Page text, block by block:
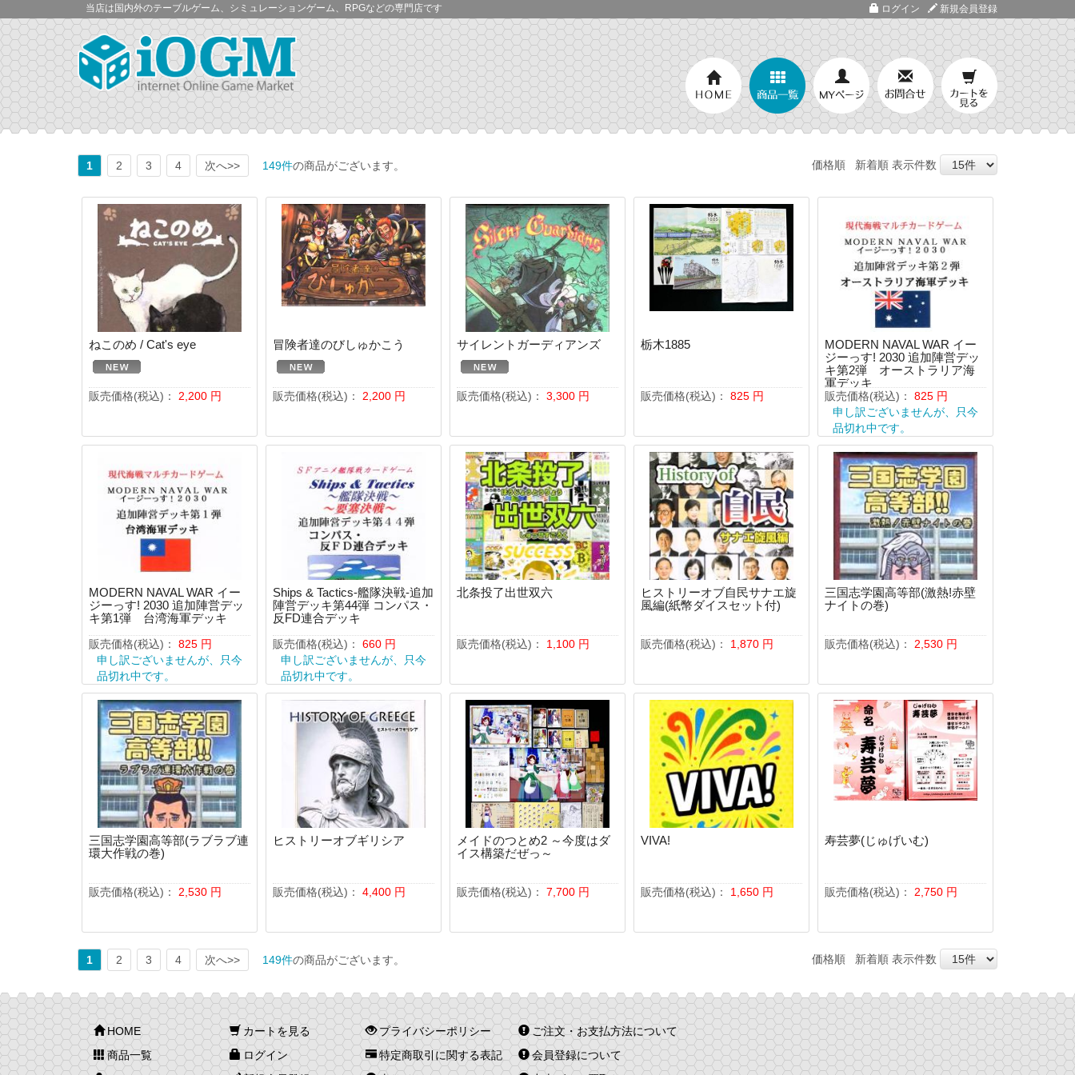
当店は国内外のテーブルゲーム、シミュレーションゲーム、RPGなどの専門店です ログイン 新規会員登録
1 2 3 4 次へ>> 149件の商品がございます。 価格順 新着順 表示件数
ねこのめ / Cat's eye
販売価格(税込)： 2,200 円
冒険者達のびしゅかこう
販売価格(税込)： 2,200 円
サイレントガーディアンズ
販売価格(税込)： 3,300 円
栃木1885
販売価格(税込)： 825 円
MODERN NAVAL WAR イー
ジーっす! 2030 追加陣営デッ
キ第2弾 オーストラリア海
軍デッキ
販売価格(税込)： 825 円
申し訳ございませんが、只今
品切れ中です。
MODERN NAVAL WAR イー
ジーっす! 2030 追加陣営デッ
キ第1弾 台湾海軍デッキ
販売価格(税込)： 825 円
申し訳ございませんが、只今
品切れ中です。
Ships & Tactics-艦隊決戦-追加
陣営デッキ第44弾 コンパス・
反FD連合デッキ
販売価格(税込)： 660 円
申し訳ございませんが、只今
品切れ中です。
北条投了出世双六
販売価格(税込)： 1,100 円
ヒストリーオブ自民サナエ旋
風編(紙幣ダイスセット付)
販売価格(税込)： 1,870 円
三国志学園高等部(激熱!赤壁
ナイトの巻)
販売価格(税込)： 2,530 円
三国志学園高等部(ラブラブ連
環大作戦の巻)
販売価格(税込)： 2,530 円
ヒストリーオブギリシア
販売価格(税込)： 4,400 円
メイドのつとめ2 ～今度はダ
イス構築だぜっ～
販売価格(税込)： 7,700 円
VIVA!
販売価格(税込)： 1,650 円
寿芸夢(じゅげいむ)
販売価格(税込)： 2,750 円
1 2 3 4 次へ>> 149件の商品がございます。 価格順 新着順 表示件数
HOME
商品一覧
カートを見る
ログイン
プライバシーポリシー
特定商取引に関する表記
ご注文・お支払方法について
会員登録について